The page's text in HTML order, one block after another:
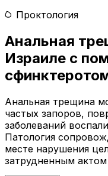
Проктология
Анальная
Израиле с
Анальная трещина
частых запоров,
заболеваний
Патология
месте нарушения
затрудненным